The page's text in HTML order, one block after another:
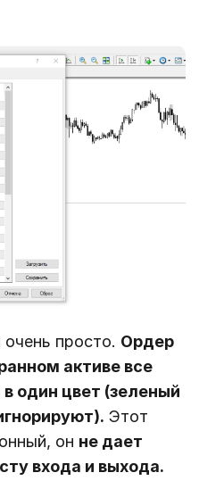
просто. Ордер
активе все
один цвет (зеленый
Этот
он не дает
входа и выхода.